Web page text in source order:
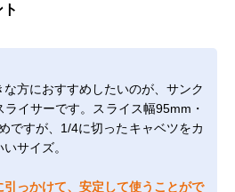
方におすすめしたいのが、サンク
イサーです。スライス幅95mm・
ですが、1/4に切ったキャベツをカ
サイズ。
っかけて、安定して使うことがで